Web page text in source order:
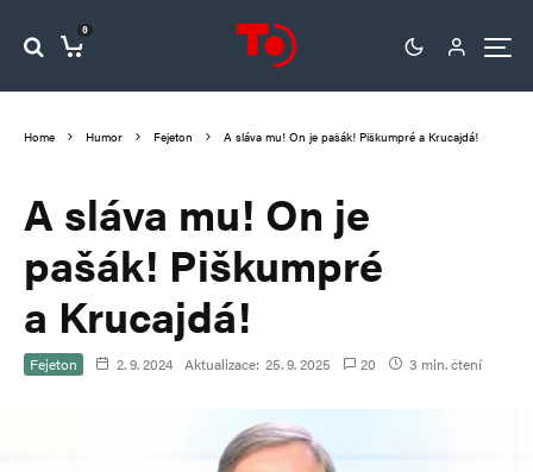
0
Home Humor Fejeton A sláva mu! On je pašák! Piškumpré a Krucajdá!
A sláva mu! On je
pašák! Piškumpré
a Krucajdá!
Fejeton 2. 9. 2024 Aktualizace: 25. 9. 2025 20 3 min. čtení